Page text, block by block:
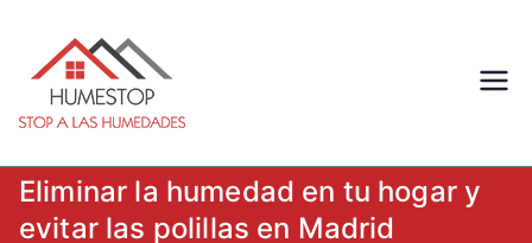
Stop a las
capilaridad, filtracion o
condensacion: Humestop
Eliminar la humedad en tu hogar y
evitar las polillas en Madrid